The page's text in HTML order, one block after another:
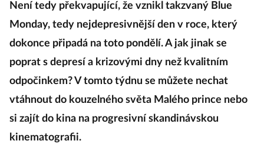
Není tedy překvapující, že vznikl takzvaný Blue
Monday, tedy nejdepresivnější den v roce, který
dokonce připadá na toto pondělí. A jak jinak se
poprat s depresí a krizovými dny než kvalitním
odpočinkem? V tomto týdnu se můžete nechat
vtáhnout do kouzelného světa Malého prince nebo
si zajít do kina na progresivní skandinávskou
kinematografii.